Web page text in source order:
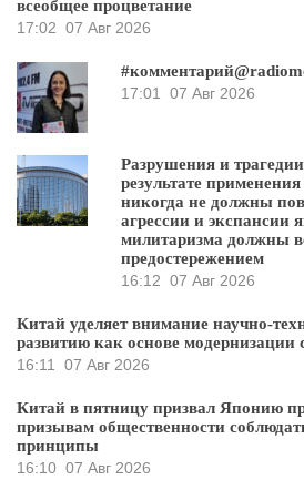
всеобщее процветание
17:02 07 Авг 2026
17:01 07 Авг 2026
Разрушения и
результате
никогда не должны
агрессии и экспансии
милитаризма должны
предостережением
16:12 07 Авг 2026
Китай уделяет внимание научно-
развитию как основе модернизации
16:11 07 Авг 2026
Китай в пятницу призвал Японию
призывам общественности
принципы
16:10 07 Авг 2026